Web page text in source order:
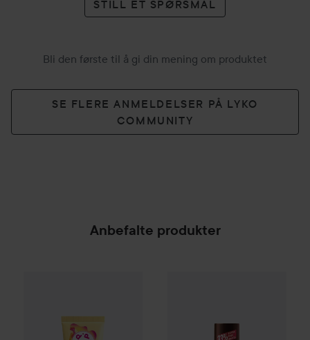
STILL ET SPØRSMÅL
Bli den første til å gi din mening om produktet
SE FLERE ANMELDELSER PÅ LYKO
COMMUNITY
Anbefalte produkter